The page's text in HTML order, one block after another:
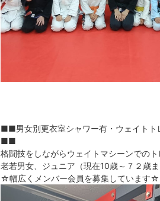
■■男女別更衣室シャワー有・ウェイトト
■■
格闘技をしながらウェイトマシーンでの
老若男女、ジュニア（現在10歳～７２歳ま
☆幅広くメンバー会員を募集しています☆